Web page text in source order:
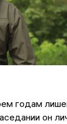
годам
он